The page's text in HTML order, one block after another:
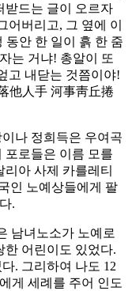
받드는 글이 오르자
어버리고, 그 옆에 이
동안 한 일이 흙 한 줌
는 거냐! 총알이 또
고 내닫는 것쯤이야!
他人手 河事靑丘捲
나 정희득은 우여곡
포로들은 이름 모를
아 사제 카를레티
인 노예상들에게 팔
.
남녀노소가 노예로
한 어린이도 있었다.
. 그리하여 나도 12
게 세례를 주어 인도